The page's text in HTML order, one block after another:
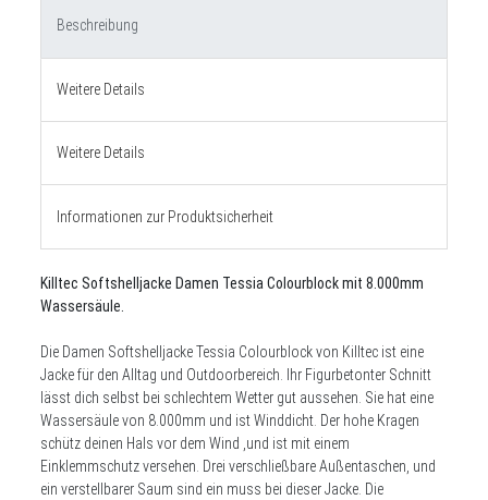
Beschreibung
Weitere Details
Weitere Details
Informationen zur Produktsicherheit
Killtec Softshelljacke Damen Tessia Colourblock mit 8.000mm
Wassersäule.
Die Damen Softshelljacke Tessia Colourblock von Killtec ist eine
Jacke für den Alltag und Outdoorbereich. Ihr Figurbetonter Schnitt
lässt dich selbst bei schlechtem Wetter gut aussehen. Sie hat eine
Wassersäule von 8.000mm und ist Winddicht. Der hohe Kragen
schütz deinen Hals vor dem Wind ,und ist mit einem
Einklemmschutz versehen. Drei verschließbare Außentaschen, und
ein verstellbarer Saum sind ein muss bei dieser Jacke. Die